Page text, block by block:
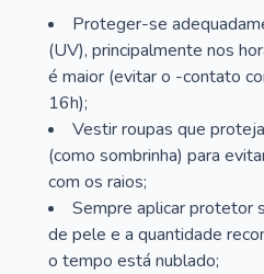
Proteger-se
(UV), principalmente nos
é maior (evitar o -contato
16h);
Vestir roupas que
(como sombrinha) para
com os raios;
Sempre aplicar protetor
de pele e a quantidade
o tempo está nublado;